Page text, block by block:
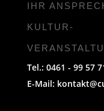
IHR
KULTUR-
Tel.: 0461 - 99 57
E-Mail: